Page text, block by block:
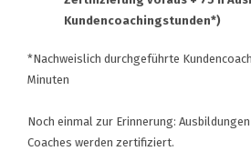
Kundencoachingstunden*)
*Nachweislich durchgeführte
Minuten
Noch einmal zur Erinnerung:
Coaches werden zertifiziert.